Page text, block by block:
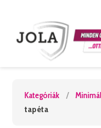
Kategóriák / Minimál
tapéta